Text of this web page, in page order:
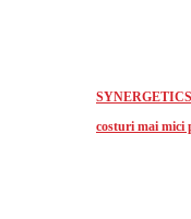
costuri mai mici